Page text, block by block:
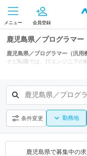
メニュー 会員登録
鹿児島県／プログラマ
鹿児島県／プログラマー（汎用
ナビ転職では、ITエンジニア
鹿児島県／プログ
条件変更 勤務地
鹿児島県で募集中の求